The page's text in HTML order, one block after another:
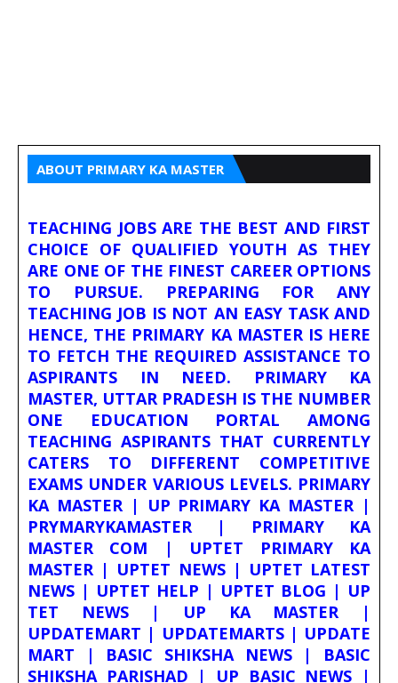
ABOUT PRIMARY KA MASTER
TEACHING JOBS ARE THE BEST AND FIRST
CHOICE OF QUALIFIED YOUTH AS THEY
ARE ONE OF THE FINEST CAREER OPTIONS
TO PURSUE. PREPARING FOR ANY
TEACHING JOB IS NOT AN EASY TASK AND
HENCE, THE PRIMARY KA MASTER IS HERE
TO FETCH THE REQUIRED ASSISTANCE TO
ASPIRANTS IN NEED. PRIMARY KA
MASTER, UTTAR PRADESH IS THE NUMBER
ONE EDUCATION PORTAL AMONG
TEACHING ASPIRANTS THAT CURRENTLY
CATERS TO DIFFERENT COMPETITIVE
EXAMS UNDER VARIOUS LEVELS. PRIMARY
KA MASTER | UP PRIMARY KA MASTER |
PRYMARYKAMASTER | PRIMARY KA
MASTER COM | UPTET PRIMARY KA
MASTER | UPTET NEWS | UPTET LATEST
NEWS | UPTET HELP | UPTET BLOG | UP
TET NEWS | UP KA MASTER |
UPDATEMART | UPDATEMARTS | UPDATE
MART | BASIC SHIKSHA NEWS | BASIC
SHIKSHA PARISHAD | UP BASIC NEWS |